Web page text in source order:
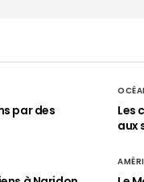
par des
Les
aux